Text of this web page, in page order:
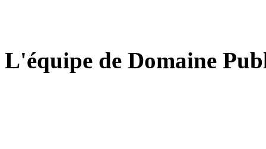
L'équipe de Domaine